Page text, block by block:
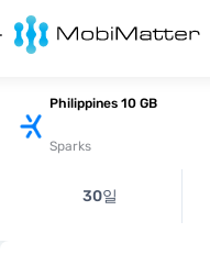
Philippines 10 GB
Sparks
30일